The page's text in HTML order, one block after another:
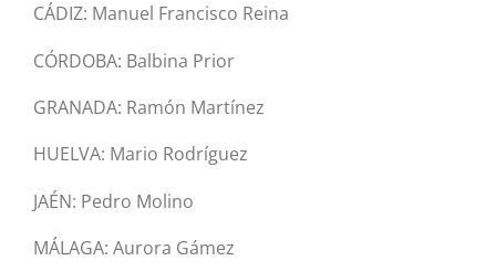
CÁDIZ: Manuel Francisco Reina
CÓRDOBA: Balbina Prior
GRANADA: Ramón Martínez
HUELVA: Mario Rodríguez
JAÉN: Pedro Molino
MÁLAGA: Aurora Gámez